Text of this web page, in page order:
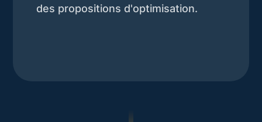
des propositions d'optimisation.